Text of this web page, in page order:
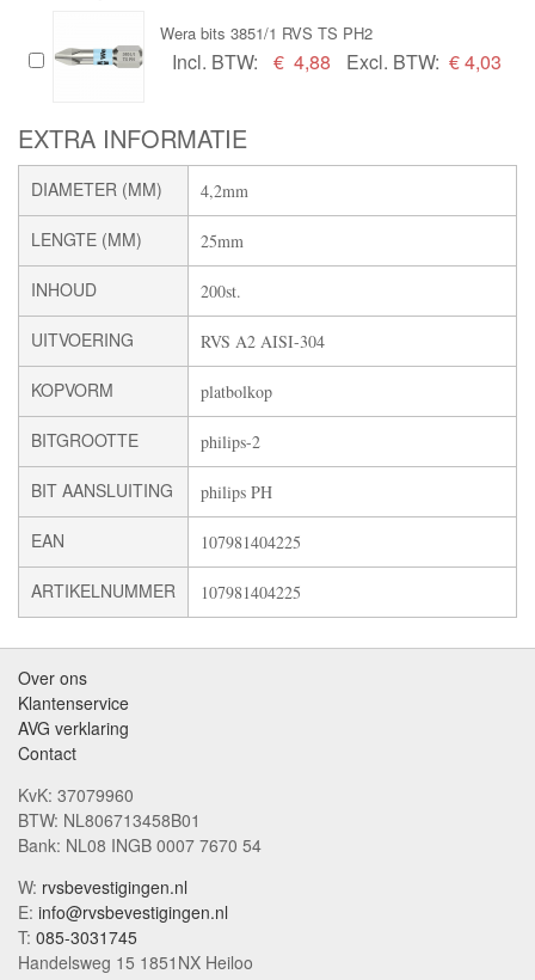
Wera bits 3851/1 RVS TS PH2
Incl. BTW: € 4,88 Excl. BTW: € 4,03
EXTRA INFORMATIE
DIAMETER (MM) 4,2mm
LENGTE (MM) 25mm
INHOUD 200st.
UITVOERING RVS A2 AISI-304
KOPVORM platbolkop
BITGROOTTE philips-2
BIT AANSLUITING philips PH
EAN 107981404225
ARTIKELNUMMER 107981404225
Over ons
Klantenservice
AVG verklaring
Contact
KvK: 37079960
BTW: NL806713458B01
Bank: NL08 INGB 0007 7670 54
W: rvsbevestigingen.nl
E: info@rvsbevestigingen.nl
T: 085-3031745
Handelsweg 15 1851NX Heiloo